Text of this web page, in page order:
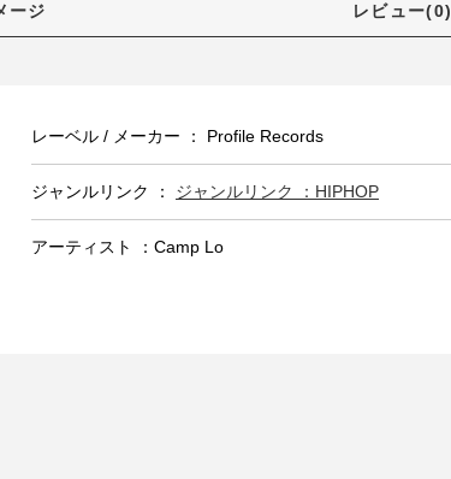
ージ レビュー(0)
レーベル / メーカー ： Profile Records
ジャンルリンク ： ジャンルリンク ：HIPHOP
アーティスト ：Camp Lo